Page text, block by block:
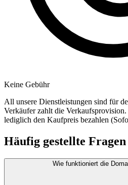
Keine Gebühr
All unsere Dienstleistungen sind für
Verkäufer zahlt die
lediglich den Kaufpreis bezahlen
Häufig gestellte Fragen
Wie funktioniert die